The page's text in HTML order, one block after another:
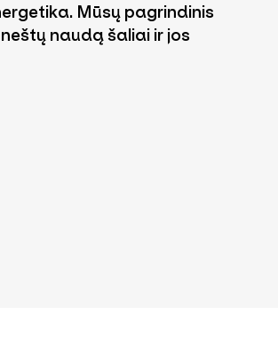
Mūsų pagrindinis
naudą šaliai ir jos